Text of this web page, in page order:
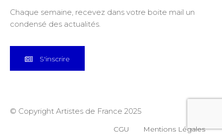
Chaque semaine, recevez dans votre boite mail un
condensé des actualités.
S'inscrire
© Copyright Artistes de France 2025
CGU Mentions Légales